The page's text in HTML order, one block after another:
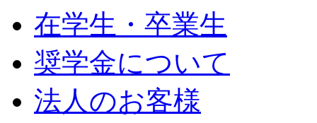
在学生・卒業生
奨学金について
法人のお客様